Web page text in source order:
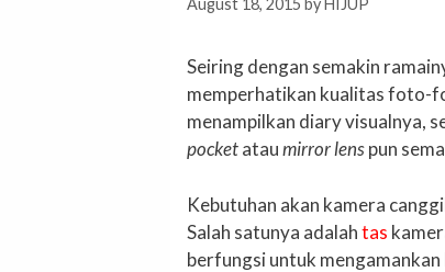
August 18, 2015 byHIJUP
Seiring dengan semakin
memperhatikan kualitas foto-
menampilkan diary visualnya,
pocketataumirror lenspun
Kebutuhan akan kamera
Salah satunya adalahtas
berfungsi untuk